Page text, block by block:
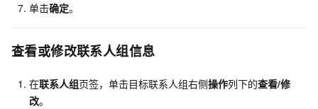
单击确定。
查看或修改联系人组信息
在联系人组页签，单击目标联系人组右侧操作列下的查看/修
改。